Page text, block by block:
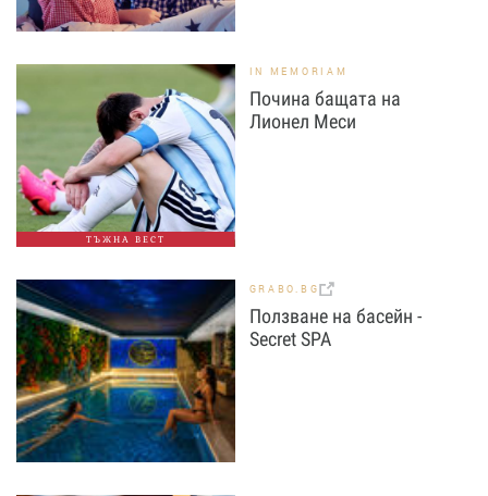
ТЪЖНА ВЕСТ
IN MEMORIAM
Почина бащата на
Лионел Меси
GRABO.BG
Ползване на басейн -
Secret SPA